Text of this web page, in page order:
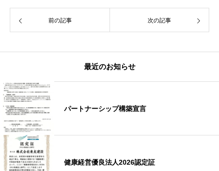
前の記事 次の記事
最近のお知らせ
パートナーシップ構築宣言
健康経営優良法人2026認定証